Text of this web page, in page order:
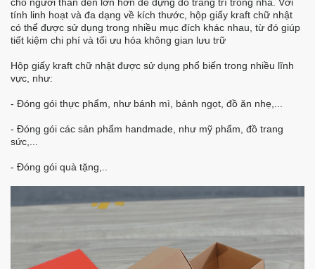
tính linh hoạt và đa dạng về kích thước, hộp giấy kraft chữ nhật
có thể được sử dụng trong nhiều mục đích khác nhau, từ đó giúp
tiết kiệm chi phí và tối ưu hóa không gian lưu trữ
Hộp giấy kraft chữ nhật được sử dụng phổ biến trong nhiều lĩnh
vực, như:
- Đóng gói thực phẩm, như bánh mì, bánh ngọt, đồ ăn nhẹ,...
- Đóng gói các sản phẩm handmade, như mỹ phẩm, đồ trang
sức,...
- Đóng gói quà tặng,..